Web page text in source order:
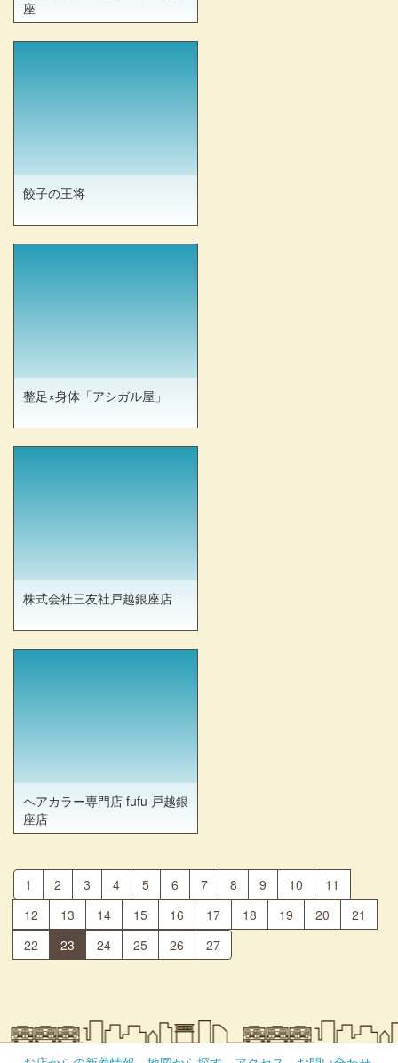
座
餃子の王将
整足×身体「アシガル屋」
株式会社三友社戸越銀座店
ヘアカラー専門店 fufu 戸越銀
座店
1 2 3 4 5 6 7 8 9 10
11
12
13 14 15 16 17 18 19 20
21
22
23 24 25 26 27